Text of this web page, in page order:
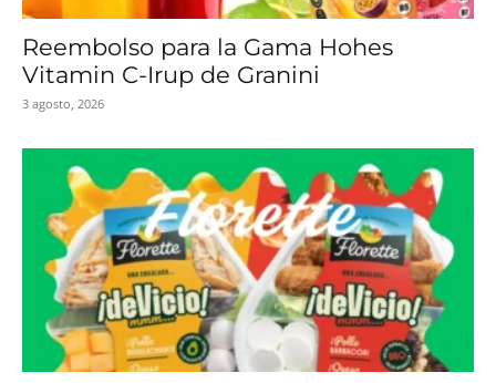
Reembolso para la Gama Hohes
Vitamin C-Irup de Granini
3 agosto, 2026